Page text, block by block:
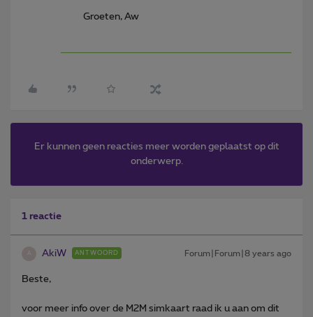
Groeten, Aw
Er kunnen geen reacties meer worden geplaatst op dit
onderwerp.
1 reactie
AkiW ANTWOORD Forum|Forum|8 years ago
Beste,
voor meer info over de M2M simkaart raad ik u aan om dit